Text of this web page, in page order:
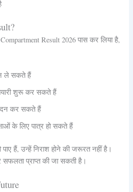
Result 2026 पास कर लिया है,
ले सकते हैं
तैयारी शुरू कर सकते हैं
कर सकते हैं
के लिए पात्र हो सकते हैं
हैं, उन्हें निराश होने की जरूरत नहीं है।
सफलता प्राप्त की जा सकती है।